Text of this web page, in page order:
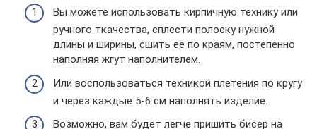
Вы можете использовать кирпичную технику или
ручного ткачества, сплести полоску нужной
длины и ширины, сшить ее по краям, постепенно
наполняя жгут наполнителем.
Или воспользоваться техникой плетения по кругу
и через каждые 5-6 см наполнять изделие.
Возможно, вам будет легче пришить бисер на